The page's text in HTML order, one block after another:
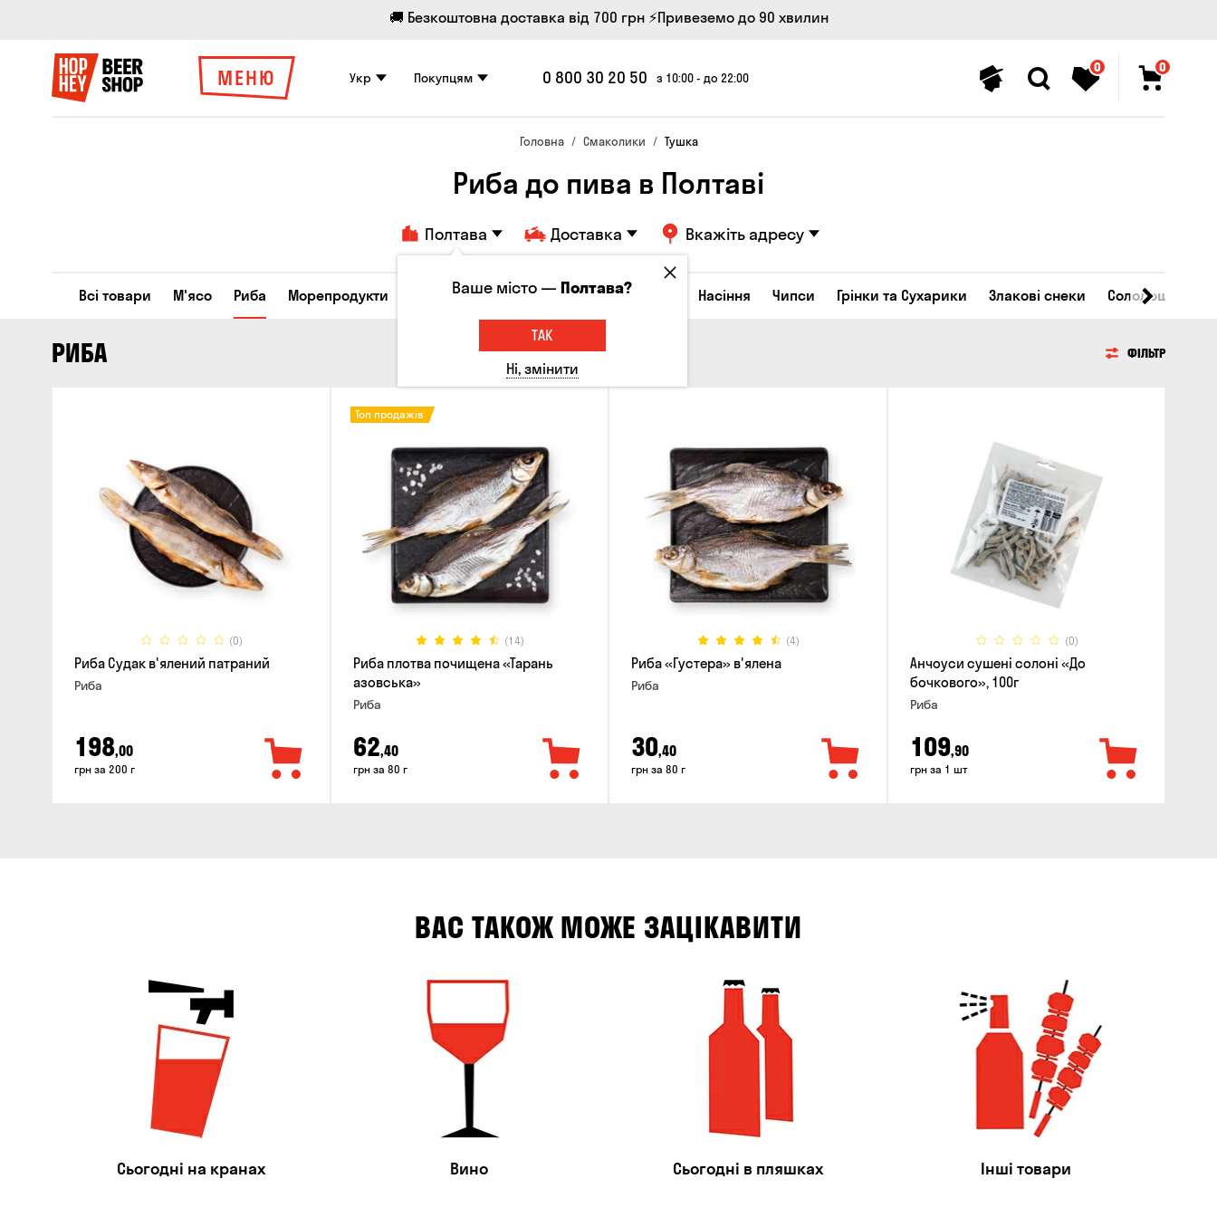
🚚 Безкоштовна доставка від 700 грн ⚡Привеземо до 90 хвилин
МЕНЮ Укр Покупцям 0 800 30 20 50 з 10:00 - до 22:00
0 0
Головна Смаколики Тушка
Риба до пива в Полтаві
Полтава Доставка Вкажіть адресу
Всі товари М'ясо Риба Морепродукти Сирні закуски Горішки Кукурудза Насіння Чипси Грінки та Сухарики Злакові снеки Солодощі
РИБА ФІЛЬТР
(0)
Риба Судак в'ялений патраний
Риба
198,00
грн за 200 г
(14)
Топ продажів
Риба плотва почищена «Тарань
азовська»
Риба
62,40
грн за 80 г
(4)
Риба «Густера» в'ялена
Риба
30,40
грн за 80 г
(0)
Анчоуси сушені солоні «До
бочкового», 100г
Риба
109,90
грн за 1 шт
ВАС ТАКОЖ МОЖЕ ЗАЦІКАВИТИ
Сьогодні на кранах Вино Сьогодні в пляшках Інші товари
Ваше місто —Полтава?
ТАК
Ні, змінити